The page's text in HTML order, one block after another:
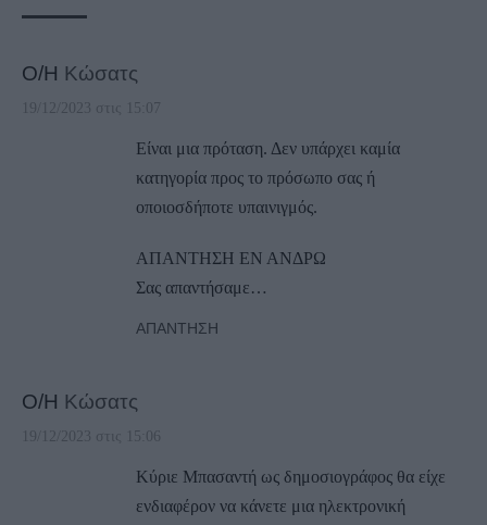
Ο/Η Κώσατς
19/12/2023 στις 15:07
Είναι μια πρόταση. Δεν υπάρχει καμία
κατηγορία προς το πρόσωπο σας ή
οποιοσδήποτε υπαινιγμός.
ΑΠΑΝΤΗΣΗ ΕΝ ΑΝΔΡΩ
Σας απαντήσαμε…
ΑΠΆΝΤΗΣΗ
Ο/Η Κώσατς
19/12/2023 στις 15:06
Κύριε Μπασαντή ως δημοσιογράφος θα είχε
ενδιαφέρον να κάνετε μια ηλεκτρονική